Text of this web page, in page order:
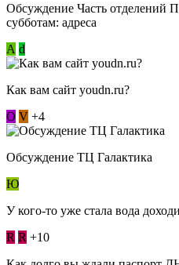
Обсуждение Часть отделений
субботам: адреса
А d
Как вам сайт youdn.ru?
О V +4
Обсуждение ТЦ Галактика
Ю
У кого-то уже стала вода
R R +10